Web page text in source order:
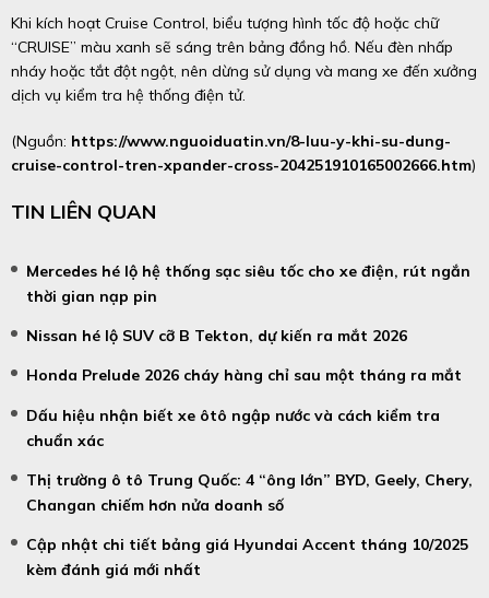
Khi kích hoạt Cruise Control, biểu tượng hình tốc độ hoặc chữ
“CRUISE” màu xanh sẽ sáng trên bảng đồng hồ. Nếu đèn nhấp
nháy hoặc tắt đột ngột, nên dừng sử dụng và mang xe đến xưởng
dịch vụ kiểm tra hệ thống điện tử.
(Nguồn: https://www.nguoiduatin.vn/8-luu-y-khi-su-dung-
cruise-control-tren-xpander-cross-204251910165002666.htm)
TIN LIÊN QUAN
Mercedes hé lộ hệ thống sạc siêu tốc cho xe điện, rút ngắn
thời gian nạp pin
Nissan hé lộ SUV cỡ B Tekton, dự kiến ra mắt 2026
Honda Prelude 2026 cháy hàng chỉ sau một tháng ra mắt
Dấu hiệu nhận biết xe ôtô ngập nước và cách kiểm tra
chuẩn xác
Thị trường ô tô Trung Quốc: 4 “ông lớn” BYD, Geely, Chery,
Changan chiếm hơn nửa doanh số
Cập nhật chi tiết bảng giá Hyundai Accent tháng 10/2025
kèm đánh giá mới nhất